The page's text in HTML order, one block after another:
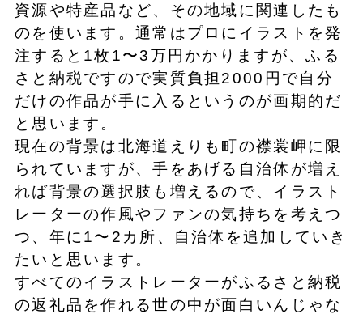
資源や特産品など、その地域に関連したも
のを使います。通常はプロにイラストを発
注すると1枚1〜3万円かかりますが、ふる
さと納税ですので実質負担2000円で自分
だけの作品が手に入るというのが画期的だ
と思います。
現在の背景は北海道えりも町の襟裳岬に限
られていますが、手をあげる自治体が増え
れば背景の選択肢も増えるので、イラスト
レーターの作風やファンの気持ちを考えつ
つ、年に1〜2カ所、自治体を追加していき
たいと思います。
すべてのイラストレーターがふるさと納税
の返礼品を作れる世の中が面白いんじゃな